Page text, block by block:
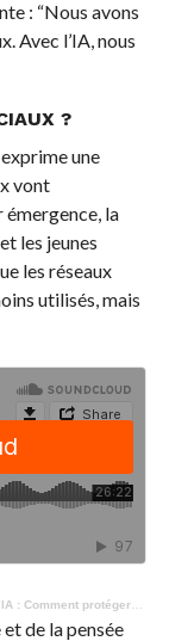
: “Nous avons
Avec l’IA, nous
?
une
vont
émergence, la
les jeunes
les réseaux
utilisés, mais
notre santé mentale ?
de la pensée